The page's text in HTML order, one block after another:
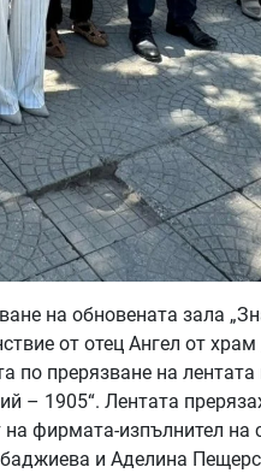
на обновената зала
от отец Ангел от храм
по прерязване на
– 1905“. Лентата
фирмата-изпълнител на
и Аделина